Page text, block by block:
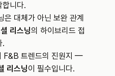
합니다.
은 대체가 아닌 보완 관계
리스닝의 하이브리드 접
.
리스닝이 필수입니다.